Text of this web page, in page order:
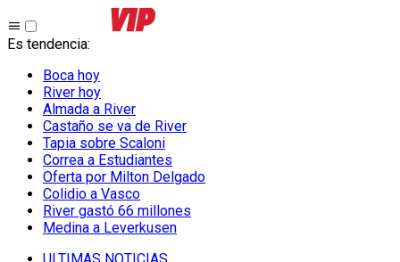
Es tendencia:
Boca hoy
River hoy
Almada a River
Castaño se va de River
Tapia sobre Scaloni
Correa a Estudiantes
Oferta por Milton Delgado
Colidio a Vasco
River gastó 66 millones
Medina a Leverkusen